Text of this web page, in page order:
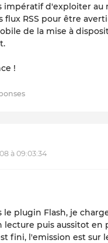
impératif d'exploiter au
flux RSS pour être
de la mise à
!
à 09:03:34
le plugin Flash, je
puis aussitot en
fini, l'emission est sur